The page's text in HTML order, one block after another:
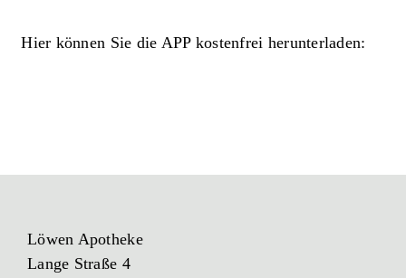
Hier können Sie die APP kostenfrei herunterladen:
Löwen Apotheke
Lange Straße 4